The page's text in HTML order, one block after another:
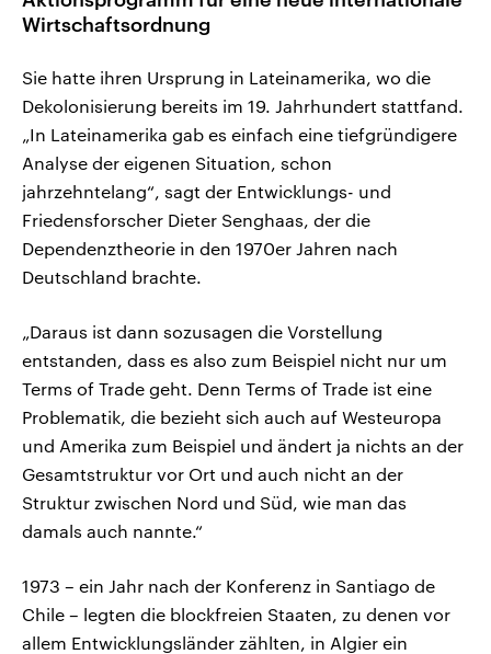
Wirtschaftsordnung
Sie hatte ihren Ursprung in Lateinamerika, wo die
Dekolonisierung bereits im 19. Jahrhundert stattfand.
„In Lateinamerika gab es einfach eine tiefgründigere
Analyse der eigenen Situation, schon
jahrzehntelang“, sagt der Entwicklungs- und
Friedensforscher Dieter Senghaas, der die
Dependenztheorie in den 1970er Jahren nach
Deutschland brachte.
„Daraus ist dann sozusagen die Vorstellung
entstanden, dass es also zum Beispiel nicht nur um
Terms of Trade geht. Denn Terms of Trade ist eine
Problematik, die bezieht sich auch auf Westeuropa
und Amerika zum Beispiel und ändert ja nichts an der
Gesamtstruktur vor Ort und auch nicht an der
Struktur zwischen Nord und Süd, wie man das
damals auch nannte.“
1973 – ein Jahr nach der Konferenz in Santiago de
Chile – legten die blockfreien Staaten, zu denen vor
allem Entwicklungsländer zählten, in Algier ein